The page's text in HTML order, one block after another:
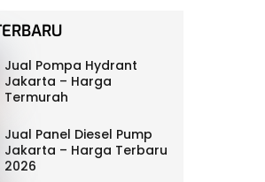
Jual Pompa Hydrant
Jakarta – Harga
Termurah
Jual Panel Diesel Pump
Jakarta – Harga Terbaru
2026